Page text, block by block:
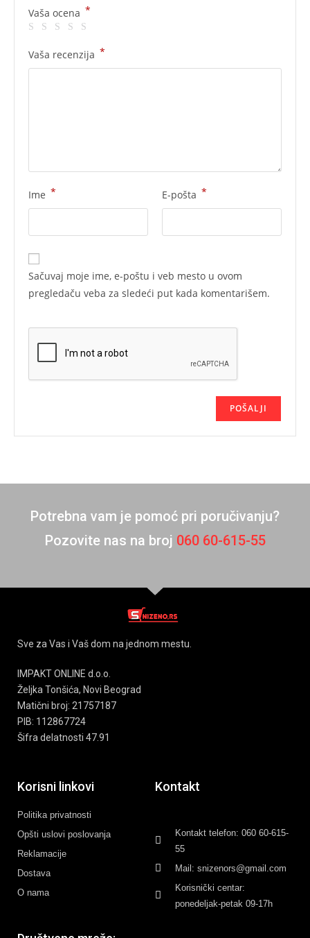
Vaša ocena *
Vaša recenzija *
Ime * E-pošta *
Sačuvaj moje ime, e-poštu i veb mesto u ovom
pregledaču veba za sledeći put kada komentarišem.
Potrebna vam je pomoć pri poručivanju?
Pozovite nas na broj 060 60-615-55
Sve za Vas i Vaš dom na jednom mestu.
IMPAKT ONLINE d.o.o.
Željka Tonšića, Novi Beograd
Matični broj: 21757187
PIB: 112867724
Šifra delatnosti 47.91
Korisni linkovi
Politika privatnosti
Opšti uslovi poslovanja
Reklamacije
Dostava
O nama
Kontakt
Kontakt telefon: 060 60-615-
55
Mail: snizenors@gmail.com
Korisnički centar:
ponedeljak-petak 09-17h